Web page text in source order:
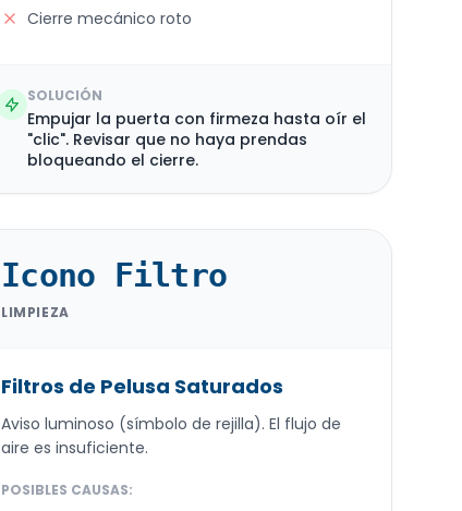
Cierre mecánico roto
SOLUCIÓN
Empujar la puerta con firmeza hasta oír el
"clic". Revisar que no haya prendas
bloqueando el cierre.
Icono Filtro
LIMPIEZA
Filtros de Pelusa Saturados
Aviso luminoso (símbolo de rejilla). El flujo de
aire es insuficiente.
POSIBLES CAUSAS: